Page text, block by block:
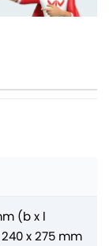
(b x l
x 275 mm